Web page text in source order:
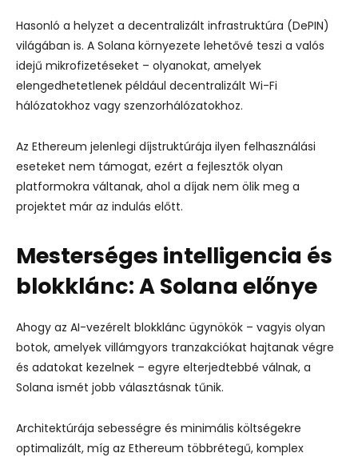
Hasonló a helyzet a decentralizált infrastruktúra (DePIN)
világában is. A Solana környezete lehetővé teszi a valós
idejű mikrofizetéseket – olyanokat, amelyek
elengedhetetlenek például decentralizált Wi-Fi
hálózatokhoz vagy szenzorhálózatokhoz.
Az Ethereum jelenlegi díjstruktúrája ilyen felhasználási
eseteket nem támogat, ezért a fejlesztők olyan
platformokra váltanak, ahol a díjak nem ölik meg a
projektet már az indulás előtt.
Mesterséges intelligencia és
blokklánc: A Solana előnye
Ahogy az AI-vezérelt blokklánc ügynökök – vagyis olyan
botok, amelyek villámgyors tranzakciókat hajtanak végre
és adatokat kezelnek – egyre elterjedtebbé válnak, a
Solana ismét jobb választásnak tűnik.
Architektúrája sebességre és minimális költségekre
optimalizált, míg az Ethereum többrétegű, komplex